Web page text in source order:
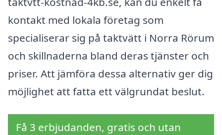
kontakt med lokala företag som
specialiserar sig på taktvätt i Norra Rörum
och skillnaderna bland deras tjänster och
priser. Att jämföra dessa alternativ ger dig
möjlighet att fatta ett välgrundat beslut.
Få 3 erbjudanden, gratis och utan